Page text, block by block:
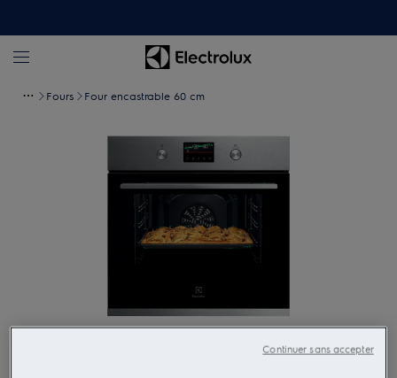
Fours Four encastrable 60 cm
Continuer sans accepter